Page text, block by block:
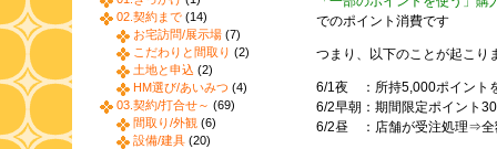
でのポイント消費です
つまり、以下のことが起こり
6/1夜 ：所持5,000ポイント
6/2早朝：期間限定ポイント
6/2昼 ：店舗が受注処理⇒全
02.契約まで (14)
お宅訪問/展示場 (7)
こだわりと間取り (2)
土地と申込 (2)
HM選び/あいみつ (4)
03.契約/打合せ～ (69)
間取り/外観 (6)
設備/建具 (20)